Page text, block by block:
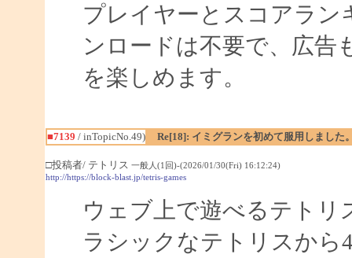
プレイヤーとスコアラ
ンロードは不要で、広告
を楽しめます。
■7139 / inTopicNo.49) Re[18]: イミグランを初めて服用しました
□投稿者/ テトリス 一般人(1回)-(2026/01/30(Fri) 16:12:24)
http://https://block-blast.jp/tetris-games
ウェブ上で遊べるテトリ
ラシックなテトリスから